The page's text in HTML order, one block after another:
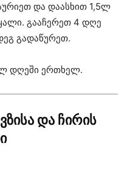
და დაასხით 1,5ლ
გააჩერეთ 4 დღე
გადაწურეთ.
დღეში ერთხელ.
და ჩირის